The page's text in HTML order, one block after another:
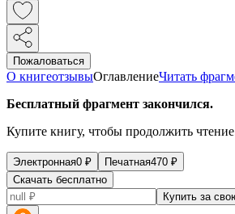
Пожаловаться
О книгеотзывыОглавлениеЧитать
Бесплатный фрагмент закончился.
Купите книгу, чтобы продолжить
Электронная0 ₽ Печатная470 ₽
Скачать бесплатно
Купить за